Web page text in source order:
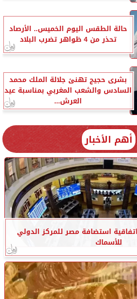
حالة الطقس اليوم الخميس.. الأرصاد
تحذر من 4 ظواهر تضرب البلاد
بشرى حجيج تهنئ جلالة الملك محمد
السادس والشعب المغربي بمناسبة عيد
العرش...
أهم الأخبار
استضافة مصر للمركز الدولي
للأسماك